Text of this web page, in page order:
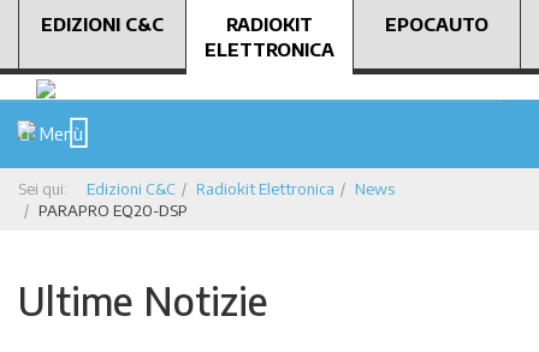
EDIZIONI C&C
RADIOKIT
ELETTRONICA
EPOCAUTO
Menù
Sei qui: Edizioni C&C Radiokit Elettronica
News
PARAPRO EQ20-DSP
Ultime Notizie